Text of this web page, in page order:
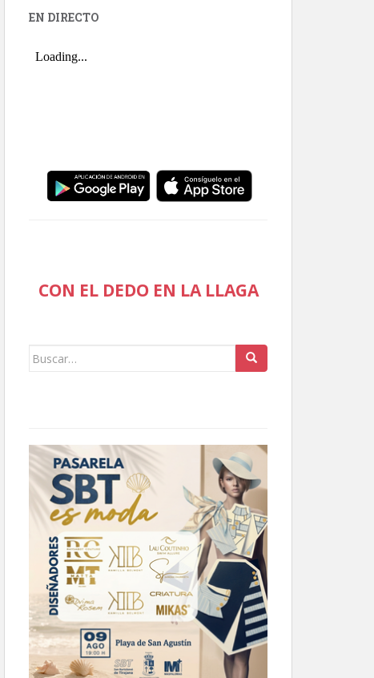
EN DIRECTO
CON EL DEDO EN LA LLAGA
Buscar: